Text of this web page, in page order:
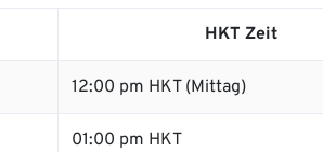
HKT Zeit
12:00 pm HKT (Mittag)
01:00 pm HKT